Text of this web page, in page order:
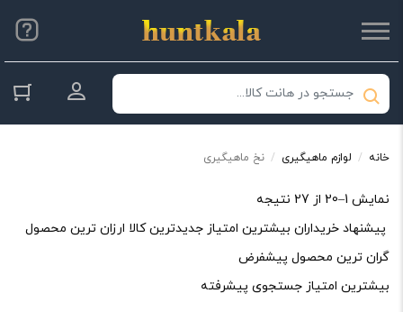
ورود به
خانه / لوازم ماهیگیری / نخ ماهیگیری
نمایش 1–20 از 27 نتیجه
by
average
rating
پیشنهاد خریداران بیشترین امتیاز جدیدترین کالا ارزان ترین محصول
گران ترین محصول پیشفرض
بیشترین امتیاز جستجوی پیشرفته